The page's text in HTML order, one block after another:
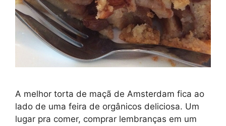
A melhor torta de maçã de Amsterdam fica ao
lado de uma feira de orgânicos deliciosa. Um
lugar pra comer, comprar lembranças em um